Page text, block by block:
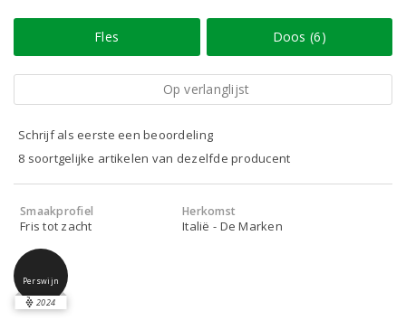
Fles Doos (6)
Op verlanglijst
Schrijf als eerste een beoordeling
8 soortgelijke artikelen van dezelfde producent
Smaakprofiel
Fris tot zacht
Herkomst
Italië - De Marken
Perswijn
2024